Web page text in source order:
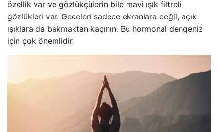
özellik var ve gözlükçülerin bile mavi ışık filtreli
gözlükleri var. Geceleri sadece ekranlara değil, açık
ışıklara da bakmaktan kaçının. Bu hormonal dengeniz
için çok önemlidir.